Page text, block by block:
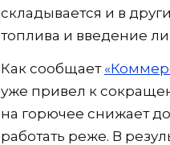
складывается и в
топлива и введение
Как сообщает
уже привел к
на горючее снижает
работать реже. В